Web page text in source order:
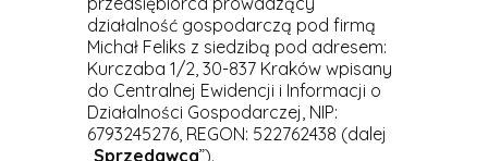
działalność gospodarczą pod firmą
Michał Feliks z siedzibą pod adresem:
Kurczaba 1/2, 30-837 Kraków wpisany
do Centralnej Ewidencji i Informacji o
Działalności Gospodarczej, NIP:
6793245276, REGON: 522762438 (dalej
Sprzedawca”).